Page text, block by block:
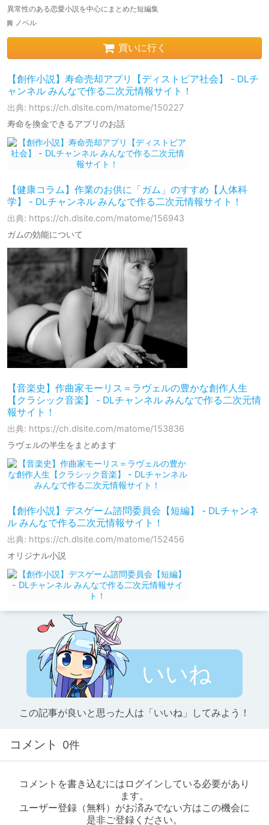
異常性のある恋愛小説を中心にまとめた短編集
ノベル
買いに行く
【創作小説】寿命売却アプリ【ディストピア社会】 - DLチ
ャンネル みんなで作る二次元情報サイト！
出典: https://ch.dlsite.com/matome/150227
寿命を換金できるアプリのお話
【健康コラム】作業のお供に「ガム」のすすめ【人体科
学】 - DLチャンネル みんなで作る二次元情報サイト！
出典: https://ch.dlsite.com/matome/156943
ガムの効能について
【音楽史】作曲家モーリス＝ラヴェルの豊かな創作人生
【クラシック音楽】 - DLチャンネル みんなで作る二次元情
報サイト！
出典: https://ch.dlsite.com/matome/153836
ラヴェルの半生をまとめます
【創作小説】デスゲーム諮問委員会【短編】 - DLチャンネ
ル みんなで作る二次元情報サイト！
出典: https://ch.dlsite.com/matome/152456
オリジナル小説
いいね
この記事が良いと思った人は「いいね」してみよう！
コメント 0件
コメントを書き込むにはログインしている必要があり
ます。
ユーザー登録（無料）がお済みでない方はこの機会に
是非ご登録ください。